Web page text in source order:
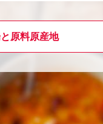
原料原産地